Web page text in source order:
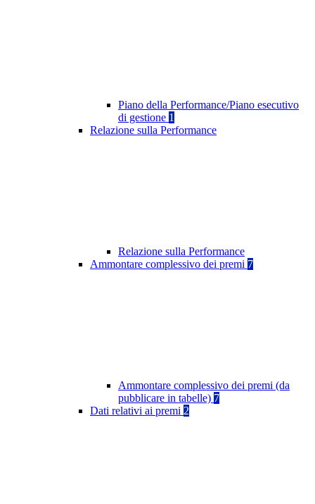
Piano della Performance/Piano esecutivo
di gestione 1
Relazione sulla Performance
Relazione sulla Performance
Ammontare complessivo dei premi 7
Ammontare complessivo dei premi (da
pubblicare in tabelle) 7
Dati relativi ai premi 2